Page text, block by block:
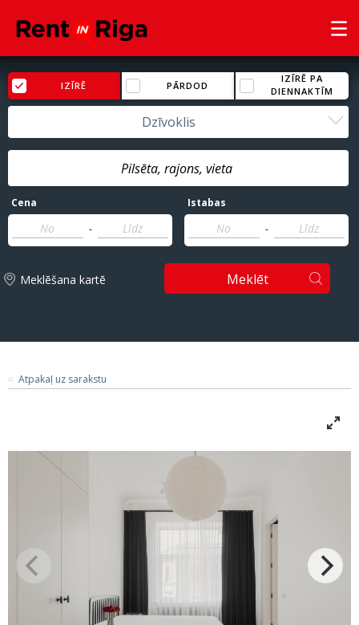
IZĪRĒ PĀRDOD
IZĪRĒ PA
DIENNAKTĪM
Dzīvoklis
Cena
-
Istabas
-
Meklēšana kartē Meklēt
Atpakaļ uz sarakstu